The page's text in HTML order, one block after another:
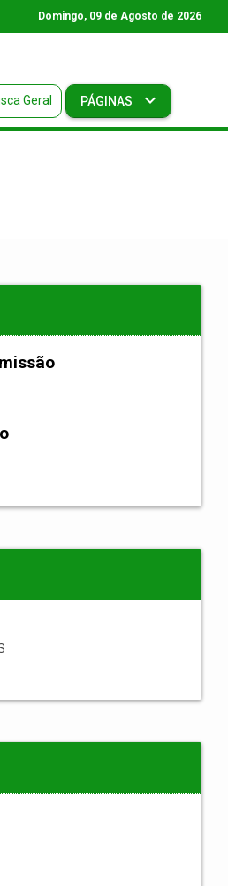
Domingo, 09 de Agosto de 2026
Geral PÁGINAS